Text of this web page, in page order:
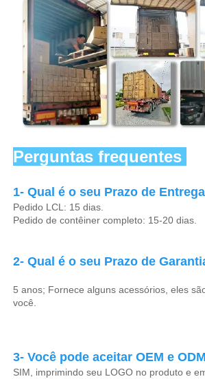
Perguntas frequentes
1- Qual é o seu Prazo de
Pedido LCL: 15 dias.
Pedido de contêiner completo: 15-20 dias.
2- Qual é o seu Prazo de
5 anos; Fornece alguns acessórios, eles
você.
3- Você pode aceitar OEM e
SIM, imprimindo seu LOGO no produto e